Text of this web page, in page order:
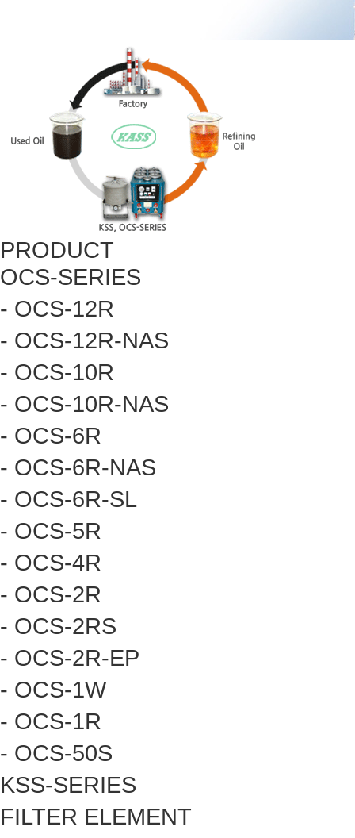
PRODUCT
OCS-SERIES
- OCS-12R
- OCS-12R-NAS
- OCS-10R
- OCS-10R-NAS
- OCS-6R
- OCS-6R-NAS
- OCS-6R-SL
- OCS-5R
- OCS-4R
- OCS-2R
- OCS-2RS
- OCS-2R-EP
- OCS-1W
- OCS-1R
- OCS-50S
KSS-SERIES
FILTER ELEMENT